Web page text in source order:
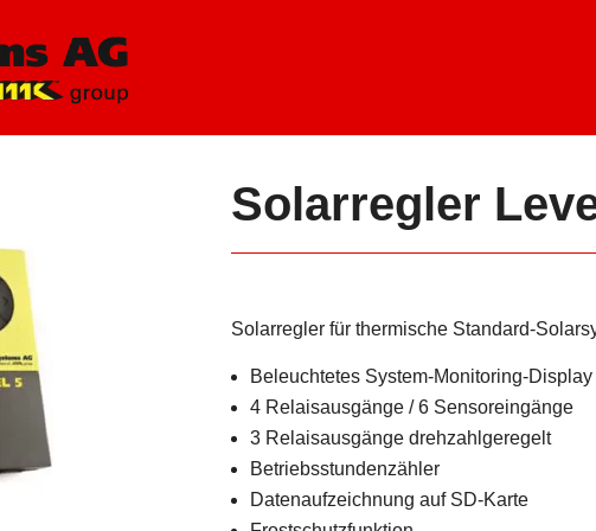
Solarregler
Solarregler für thermische Standard-
Beleuchtetes System-Monitoring-Display
4 Relaisausgänge / 6 Sensoreingänge
3 Relaisausgänge drehzahlgeregelt
Betriebsstundenzähler
Datenaufzeichnung auf SD-Karte